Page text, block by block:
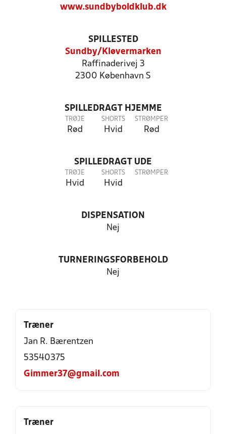
www.sundbyboldklub.dk
SPILLESTED
Sundby/Kløvermarken
Raffinaderivej 3
2300 København S
SPILLEDRAGT HJEMME
TRØJE
Rød
SHORTS
Hvid
STRØMPER
Rød
SPILLEDRAGT UDE
TRØJE
Hvid
SHORTS
Hvid
STRØMPER
DISPENSATION
Nej
TURNERINGSFORBEHOLD
Nej
Træner
Jan R. Bærentzen
53540375
Gimmer37@gmail.com
Træner